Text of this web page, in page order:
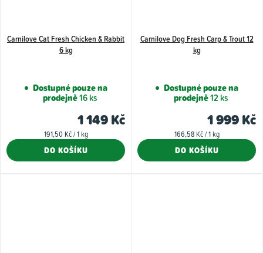
Carnilove Cat Fresh Chicken & Rabbit
6 kg
Dostupné pouze na
prodejně16 ks
1 149 Kč
Měrná
191,50 Kč / 1 kg
DO KOŠÍKU
Carnilove Dog Fresh Carp & Trout 12
kg
Dostupné pouze na
prodejně12 ks
1 999 Kč
Měrná
166,58 Kč / 1 kg
DO KOŠÍKU